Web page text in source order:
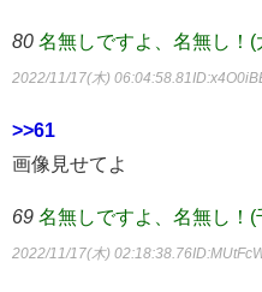
80 名無しですよ、名無し！(
2022/11/17(木) 06:04:58.81
>>61
画像見せてよ
69 名無しですよ、名無し！(
2022/11/17(木) 02:18:38.76